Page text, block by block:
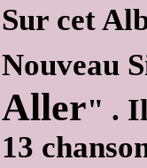
Sur cet
Nouveau
Aller" .
13